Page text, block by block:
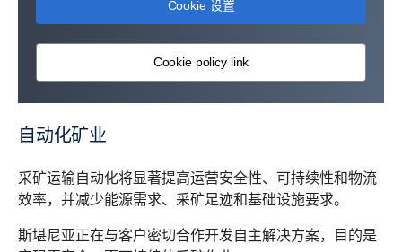
Cookie 设置
Cookie policy link
自动化矿业
采矿运输自动化将显著提高运营安全性、可持续性和物流
效率，并减少能源需求、采矿足迹和基础设施要求。
斯堪尼亚正在与客户密切合作开发自主解决方案，目的是